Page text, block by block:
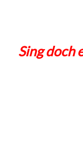
Sing doch